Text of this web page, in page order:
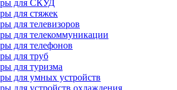
для СКУД
для стяжек
для телевизоров
для телекоммуникации
для телефонов
для труб
для туризма
для умных устройств
для устройств охлаждения